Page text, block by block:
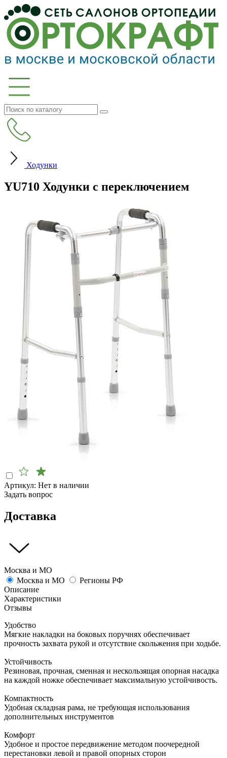
Ходунки
YU710 Ходунки с переключением
Артикул: Нет в наличии
Задать вопрос
Доставка
Москва и МО
Москва и МО
Регионы РФ
Описание
Характеристики
Отзывы
Удобство
Мягкие накладки на боковых поручнях обеспечивает
прочность захвата рукой и отсутствие скольжения при ходьбе.
Устойчивость
Резиновая, прочная, сменная и нескользящая опорная насадка
на каждой ножке обеспечивает максимальную устойчивость.
Компактность
Удобная складная рама, не требующая использования
дополнительных инструментов
Комфорт
Удобное и простое передвижение методом поочередной
перестановки левой и правой опорных сторон